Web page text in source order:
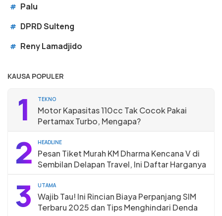
# Palu
# DPRD Sulteng
# Reny Lamadjido
KAUSA POPULER
1 TEKNO
Motor Kapasitas 110cc Tak Cocok Pakai
Pertamax Turbo, Mengapa?
2 HEADLINE
Pesan Tiket Murah KM Dharma Kencana V di
Sembilan Delapan Travel, Ini Daftar Harganya
3 UTAMA
Wajib Tau! Ini Rincian Biaya Perpanjang SIM
Terbaru 2025 dan Tips Menghindari Denda